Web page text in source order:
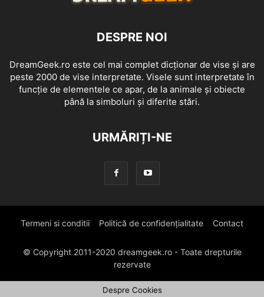
DESPRE NOI
DreamGeek.ro este cel mai complet dicționar de vise și are
peste 2000 de vise interpretate. Visele sunt interpretate în
funcție de elementele ce apar, de la animale și obiecte
până la simboluri și diferite stări.
URMĂRIȚI-NE
Termeni si conditii Politică de confidențialitate Contact
© Copyright 2011-2020 dreamgeek.ro - Toate drepturile
rezervate
Despre Cookies